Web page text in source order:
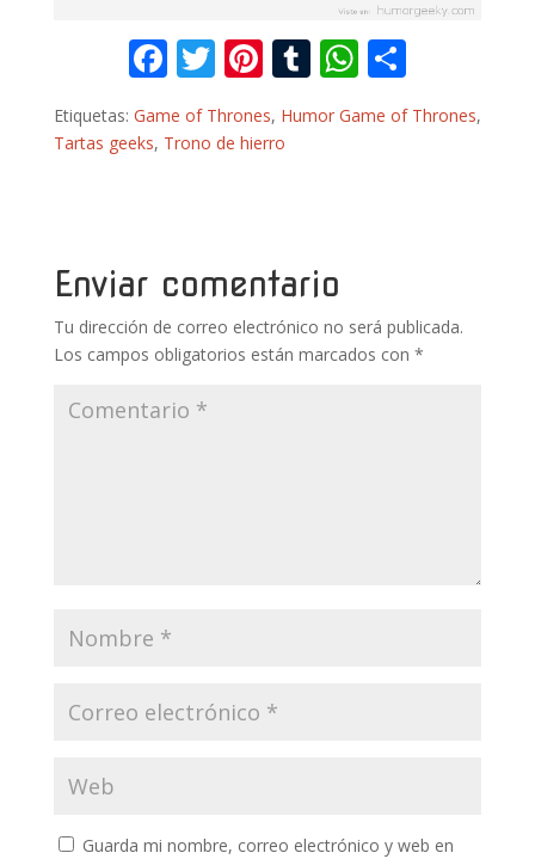
F
ac
e
k
T
w
itt
Pi
nt
er
T
m
W
at
o
m
Etiquetas: Game of Thrones, Humor Game of Thrones,
Tartas geeks, Trono de hierro
Enviar comentario
Tu dirección de correo electrónico no será publicada.
Los campos obligatorios están marcados con *
Guarda mi nombre, correo electrónico y web en